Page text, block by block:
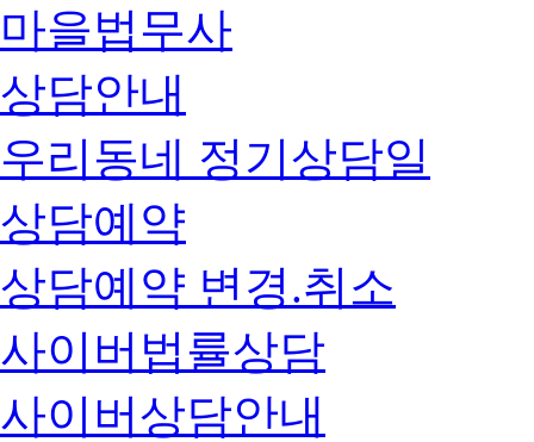
마을법무사
상담안내
우리동네 정기상담일
상담예약
상담예약 변경.취소
사이버법률상담
사이버상담안내